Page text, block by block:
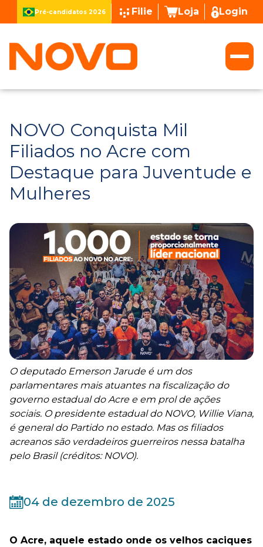
Pré-candidatos 2026 Filie Loja Login
NOVO Conquista Mil
Filiados no Acre com
Destaque para Juventude e
Mulheres
O deputado Emerson Jarude é um dos
parlamentares mais atuantes na fiscalização do
governo estadual do Acre e em prol de ações
sociais. O presidente estadual do NOVO, Willie Viana,
é general do Partido no estado. Mas os filiados
acreanos são verdadeiros guerreiros nessa batalha
pelo Brasil (créditos: NOVO).
04 de dezembro de 2025
O Acre, aquele estado onde os velhos caciques